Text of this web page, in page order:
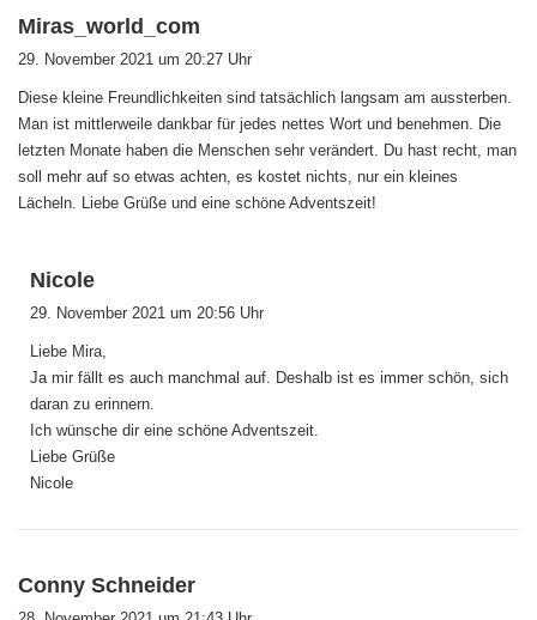
Miras_world_com
a
t
:
29. November 2021 um 20:27 Uhr
Diese kleine Freundlichkeiten sind tatsächlich langsam am aussterben.
Man ist mittlerweile dankbar für jedes nettes Wort und benehmen. Die
letzten Monate haben die Menschen sehr verändert. Du hast recht, man
soll mehr auf so etwas achten, es kostet nichts, nur ein kleines
Lächeln. Liebe Grüße und eine schöne Adventszeit!
Nicole
t
:
29. November 2021 um 20:56 Uhr
Liebe Mira,
Ja mir fällt es auch manchmal auf. Deshalb ist es immer schön, sich
daran zu erinnern.
Ich wünsche dir eine schöne Adventszeit.
Liebe Grüße
Nicole
Conny Schneider
a